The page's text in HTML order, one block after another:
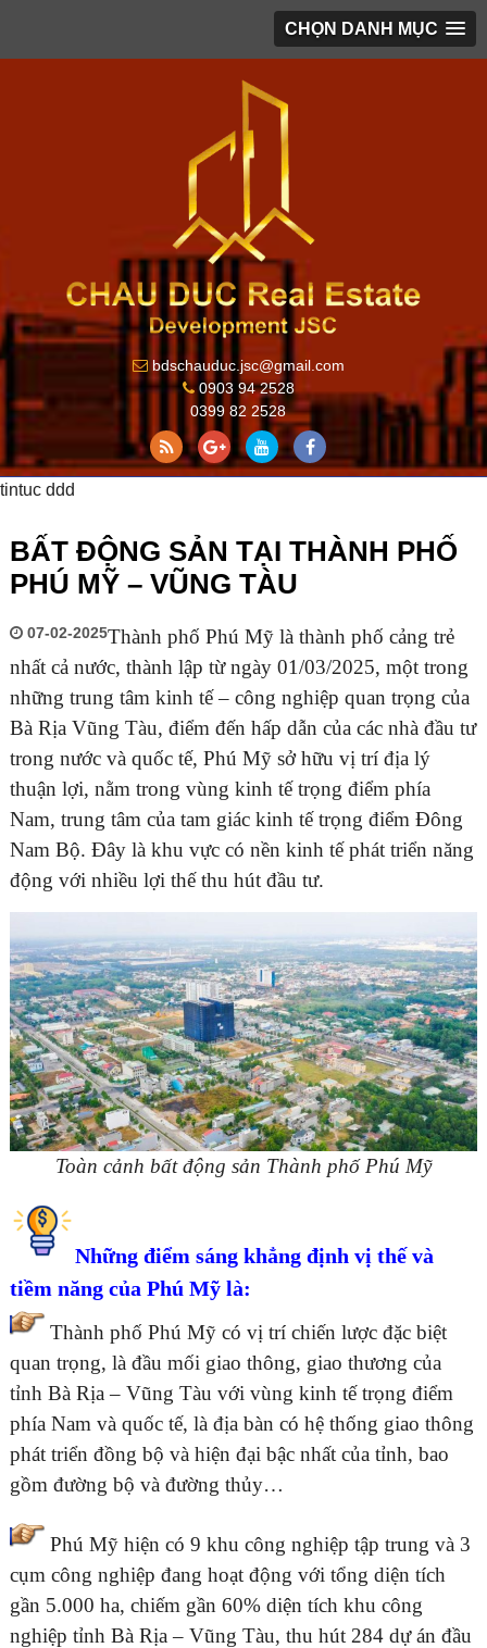
CHỌN DANH MỤC
bdschauduc.jsc@gmail.com
0903 94 2528
0399 82 2528
tintuc ddd
BẤT ĐỘNG SẢN TẠI THÀNH PHỐ
PHÚ MỸ – VŨNG TÀU
07-02-2025Thành phố Phú Mỹ là thành phố cảng trẻ
nhất cả nước, thành lập từ ngày 01/03/2025, một trong
những trung tâm kinh tế – công nghiệp quan trọng của
Bà Rịa Vũng Tàu, điểm đến hấp dẫn của các nhà đầu tư
trong nước và quốc tế, Phú Mỹ sở hữu vị trí địa lý
thuận lợi, nằm trong vùng kinh tế trọng điểm phía
Nam, trung tâm của tam giác kinh tế trọng điểm Đông
Nam Bộ. Đây là khu vực có nền kinh tế phát triển năng
động với nhiều lợi thế thu hút đầu tư.
Toàn cảnh bất động sản Thành phố Phú Mỹ
Những điểm sáng khẳng định vị thế và
tiềm năng của Phú Mỹ là:
Thành phố Phú Mỹ có vị trí chiến lược đặc biệt
quan trọng, là đầu mối giao thông, giao thương của
tỉnh Bà Rịa – Vũng Tàu với vùng kinh tế trọng điểm
phía Nam và quốc tế, là địa bàn có hệ thống giao thông
phát triển đồng bộ và hiện đại bậc nhất của tỉnh, bao
gồm đường bộ và đường thủy…
Phú Mỹ hiện có 9 khu công nghiệp tập trung và 3
cụm công nghiệp đang hoạt động với tổng diện tích
gần 5.000 ha, chiếm gần 60% diện tích khu công
nghiệp tỉnh Bà Rịa – Vũng Tàu, thu hút 284 dự án đầu